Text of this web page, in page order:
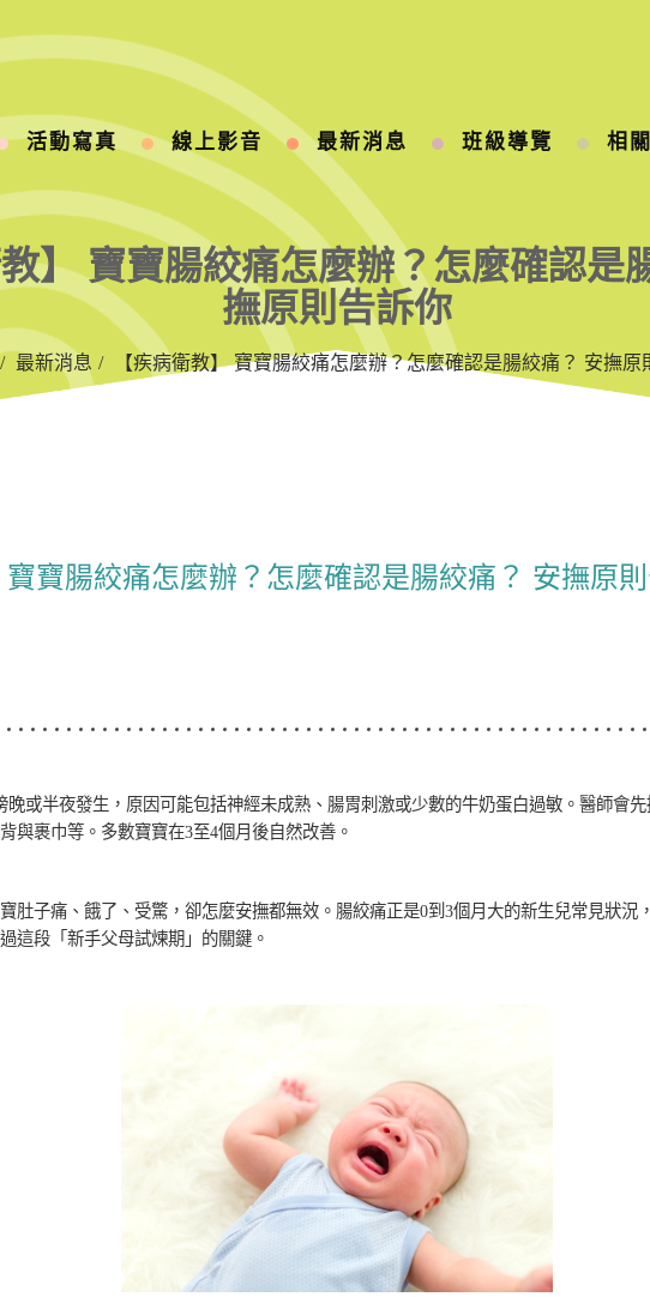
活動寫真 線上影音 最新消息 班級導覽 相
教】 寶寶腸絞痛怎麼辦？怎麼確認是
撫原則告訴你
最新消息 【疾病衛教】 寶寶腸絞痛怎麼辦？怎麼確認是腸絞痛？ 安撫原
寶寶腸絞痛怎麼辦？怎麼確認是腸絞痛？ 安撫原
或半夜發生，原因可能包括神經未成熟、腸胃刺激或少數的牛奶蛋白過敏。醫師會
與裹巾等。多數寶寶在3至4個月後自然改善。
肚子痛、餓了、受驚，卻怎麼安撫都無效。腸絞痛正是0到3個月大的新生兒常見狀況
這段「新手父母試煉期」的關鍵。